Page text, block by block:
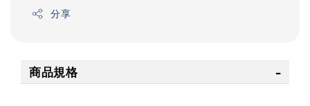
分享
商品規格